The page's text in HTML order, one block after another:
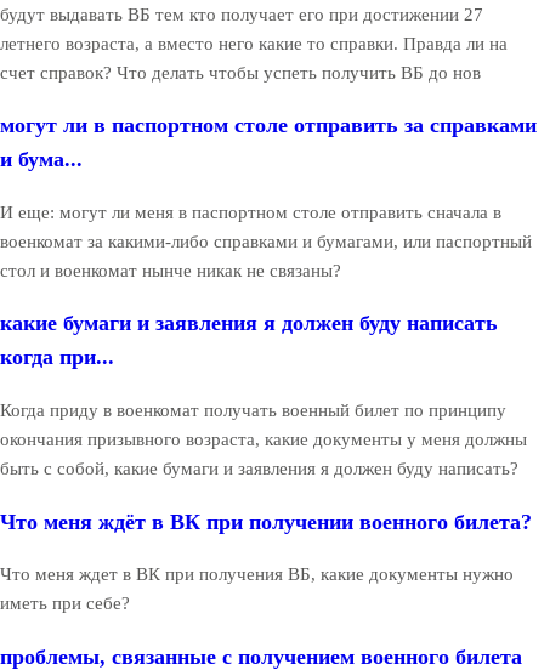
будут выдавать ВБ тем кто получает его при достижении 27
летнего возраста, а вместо него какие то справки. Правда ли на
счет справок? Что делать чтобы успеть получить ВБ до нов
могут ли в паспортном столе отправить за справками
и бума...
И еще: могут ли меня в паспортном столе отправить сначала в
военкомат за какими-либо справками и бумагами, или паспортный
стол и военкомат нынче никак не связаны?
какие бумаги и заявления я должен буду написать
когда при...
Когда приду в военкомат получать военный билет по принципу
окончания призывного возраста, какие документы у меня должны
быть с собой, какие бумаги и заявления я должен буду написать?
Что меня ждёт в ВК при получении военного билета?
Что меня ждет в ВК при получения ВБ, какие документы нужно
иметь при себе?
проблемы, связанные с получением военного билета